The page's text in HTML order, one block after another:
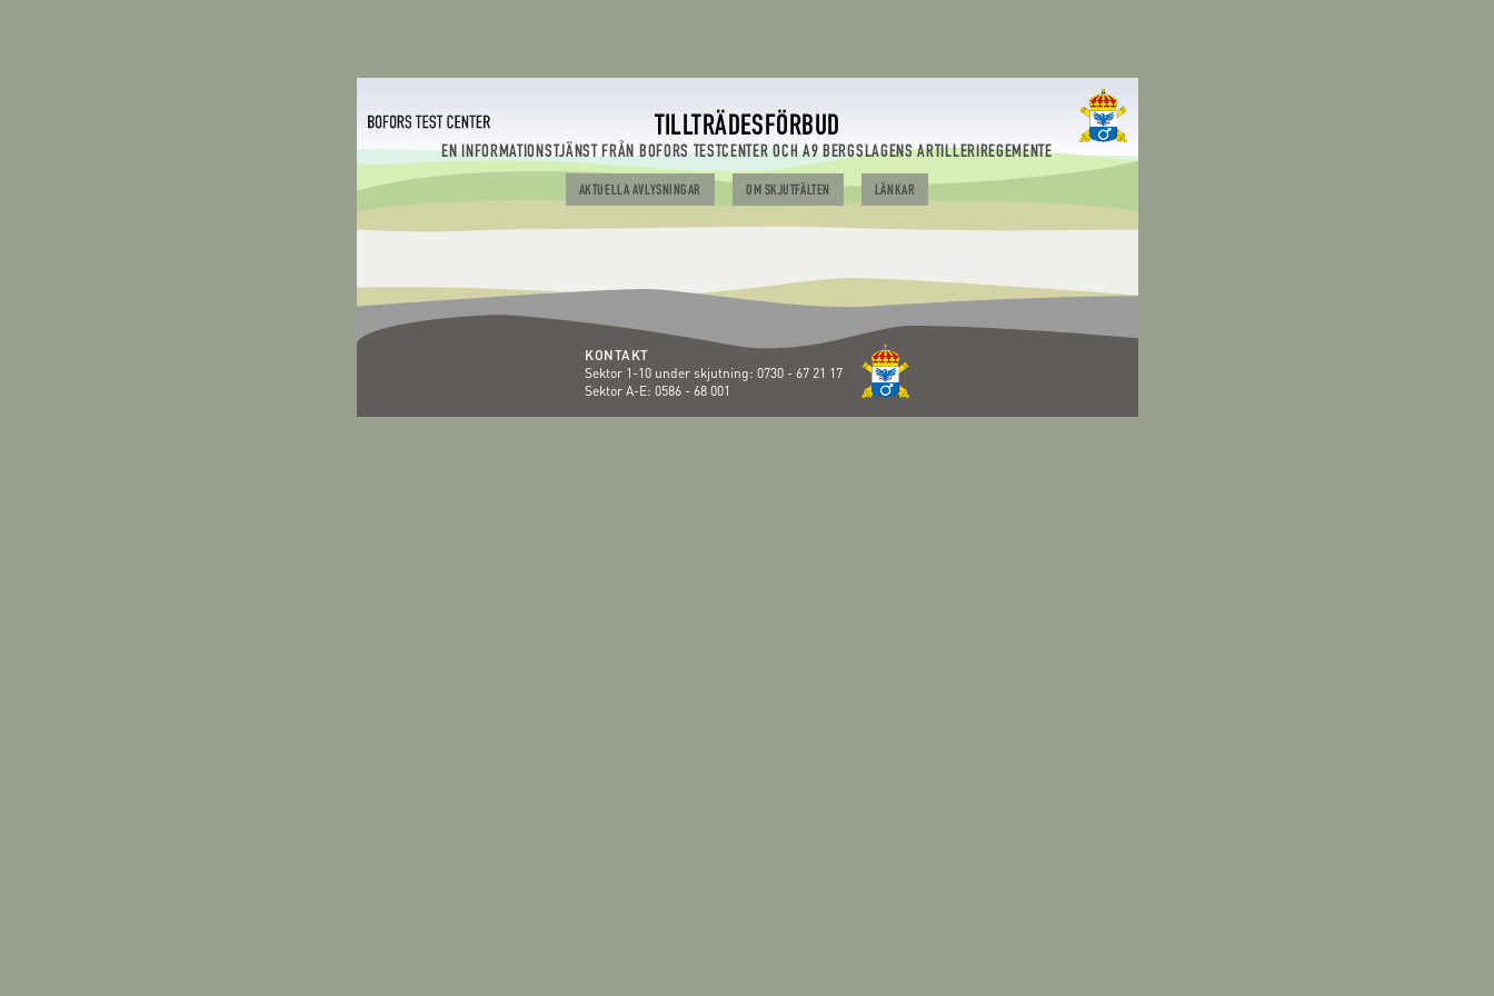
TILLTRÄDESFÖRBUD
EN INFORMATIONSTJÄNST FRÅN BOFORS TESTCENTER OCH A9 BERGSLAGENS ARTILLERIREGEMENTE
AKTUELLA AVLYSNINGAR OM SKJUTFÄLTEN LÄNKAR
KONTAKT
Sektor 1-10 under skjutning: 0730 - 67 21 17
Sektor A-E: 0586 - 68 001